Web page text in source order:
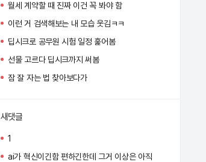
월세 계약할 때 진짜 이건 꼭 봐야 함
이런 거 검색해보는 내 모습 웃김ㅋㅋ
딥시크로 공무원 시험 일정 훑어봄
선물 고르다 딥시크까지 써봄
잠 잘 자는 법 찾아보다가
새댓글
1
ai가 혁신이긴함 편하긴한데 그거 이상은 아직